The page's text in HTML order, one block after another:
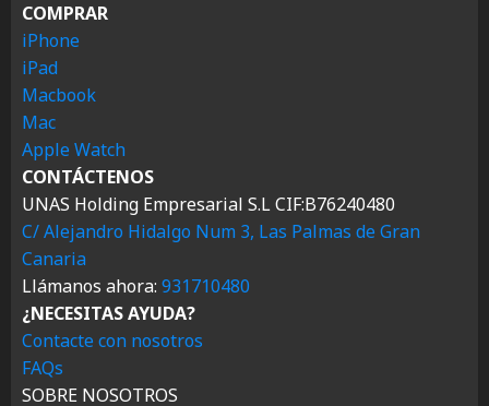
COMPRAR
iPhone
iPad
Macbook
Mac
Apple Watch
CONTÁCTENOS
UNAS Holding Empresarial S.L CIF:B76240480
C/ Alejandro Hidalgo Num 3, Las Palmas de Gran
Canaria
Llámanos ahora: 931710480
¿NECESITAS AYUDA?
Contacte con nosotros
FAQs
SOBRE NOSOTROS